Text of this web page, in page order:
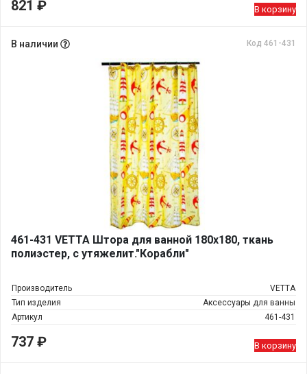
821 ₽ В корзину
В наличии Код 461-431
461-431 VETTA Штора для ванной 180х180, ткань
полиэстер, с утяжелит."Корабли"
Производитель
VETTA
Тип изделия
Аксессуары для ванны
Артикул
461-431
737 ₽ В корзину